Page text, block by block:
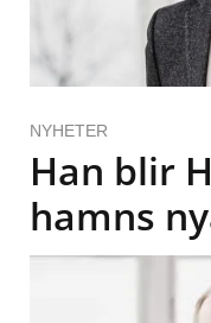
NYHETER
Han blir
hamns